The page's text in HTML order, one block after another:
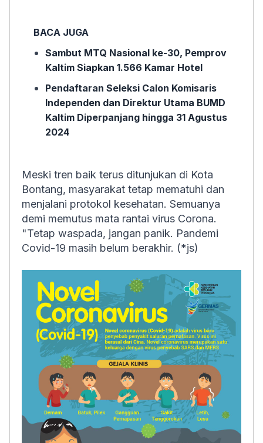
BACA JUGA
Sambut MTQ Nasional ke-30, Pemprov
Kaltim Siapkan 1.566 Kamar Hotel
Pendaftaran Seleksi Calon Komisaris
Independen dan Direktur Utama BUMD
Kaltim Diperpanjang hingga 31 Agustus
2024
Meski tren baik terus ditunjukan di Kota
Bontang, masyarakat tetap mematuhi dan
menjalani protokol kesehatan. Semuanya
demi memutus mata rantai virus Corona.
"Tetap waspada, jangan panik. Pandemi
Covid-19 masih belum berakhir. (*js)